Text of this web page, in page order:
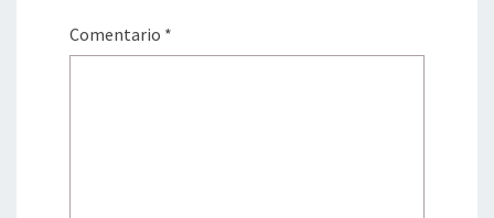
Comentario *